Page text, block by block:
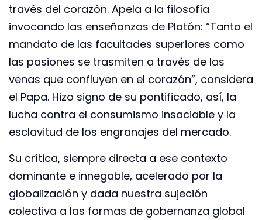
través del corazón. Apela a la filosofía
invocando las enseñanzas de Platón: “Tanto el
mandato de las facultades superiores como
las pasiones se trasmiten a través de las
venas que confluyen en el corazón”, considera
el Papa. Hizo signo de su pontificado, así, la
lucha contra el consumismo insaciable y la
esclavitud de los engranajes del mercado.
Su crítica, siempre directa a ese contexto
dominante e innegable, acelerado por la
globalización y dada nuestra sujeción
colectiva a las formas de gobernanza global